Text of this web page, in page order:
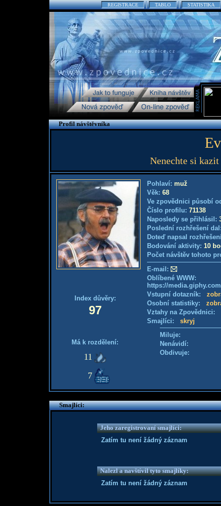
REGISTRACE TABLO STATISTIKA
Profil návštěvníka
Nenechte si
Index důvěry:
97
Má k rozdělení:
11
7
Pohlaví: muž
Věk: 68
Ve zpovědnici působí
Číslo profilu: 71138
Naposledy se přihlásil:
Poslední rozhřešení
Doteď napsal
Bodování aktivity: 10
Počet návštěv tohoto
E-mail:
Oblíbené WWW:
https://
Vstupní dotazník:
Osobní statistiky:
Vztahy na Zpovědnici:
Smajlíci: skryj
Miluje:
Nenávidí:
Obdivuje:
Smajlíci:
Jeho zaregistrovaní smajlíci:
Zatím tu není žádný záznam
Nalezl a navštívil tyto smajlíky:
Zatím tu není žádný záznam